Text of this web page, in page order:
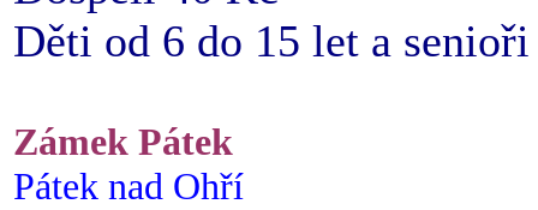
Děti od 6 do 15 let a
Zámek Pátek
Pátek nad Ohří